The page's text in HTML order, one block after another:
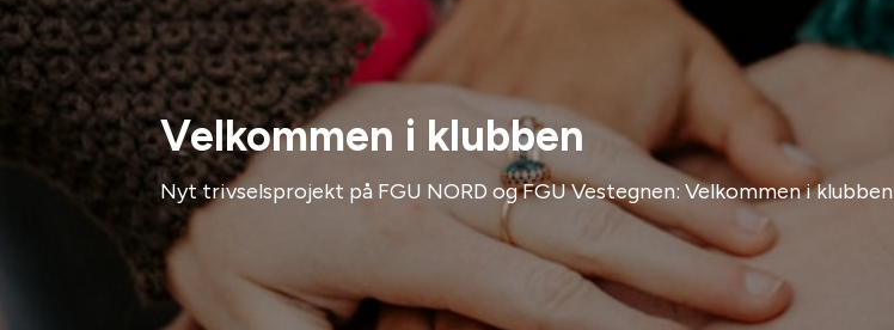
Velkommen i klubben
Nyt trivselsprojekt på FGU NORD og FGU Vestegnen: Velkommen i klubben